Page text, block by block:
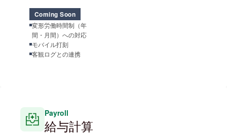
Coming Soon
変形労働時間制（年
間・月間）への対応
モバイル打刻
客観ログとの連携
Payroll
給与計算